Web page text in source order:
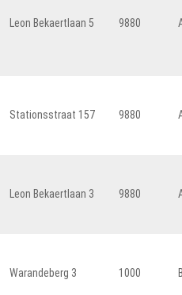
Leon Bekaertlaan 5 9880
Stationsstraat 157 9880
Leon Bekaertlaan 3 9880
Warandeberg 3 1000